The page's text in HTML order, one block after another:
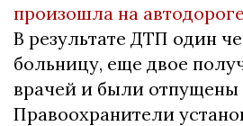
произошла на
В результате ДТП один
больницу, еще двое
врачей и были отпущены
Правоохранители